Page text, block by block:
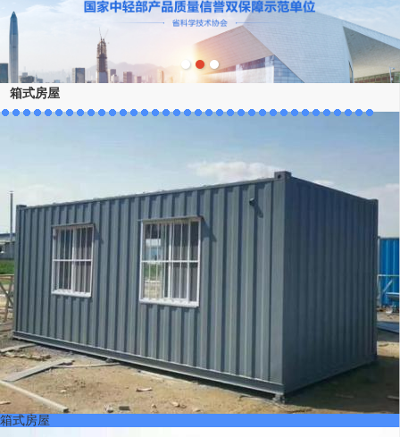
箱式房屋
箱式房屋